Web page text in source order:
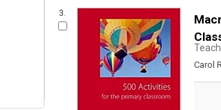
3.
Carol